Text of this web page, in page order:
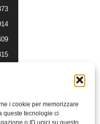
i cookie per memorizzare
queste tecnologie ci
o ID unici su questo